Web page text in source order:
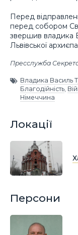
Перед
перед собором
звершив владика
Львівської
Пресслужба
Владика Василь
Благодійність,
Німеччина
Локації
Персони